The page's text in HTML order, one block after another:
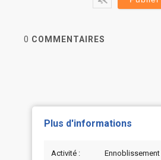
0 COMMENTAIRES
Plus d'informations
Activité :